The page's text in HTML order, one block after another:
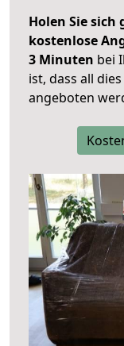
Holen Sie sich
kostenlose
3 Minuten bei
ist, dass all
angeboten